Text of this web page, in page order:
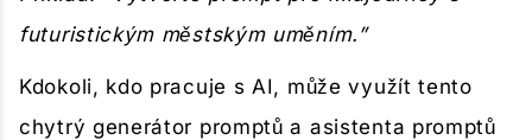
futuristickým městským uměním.”
Kdokoli, kdo pracuje s AI, může využít tento
chytrý generátor promptů a asistenta promptů